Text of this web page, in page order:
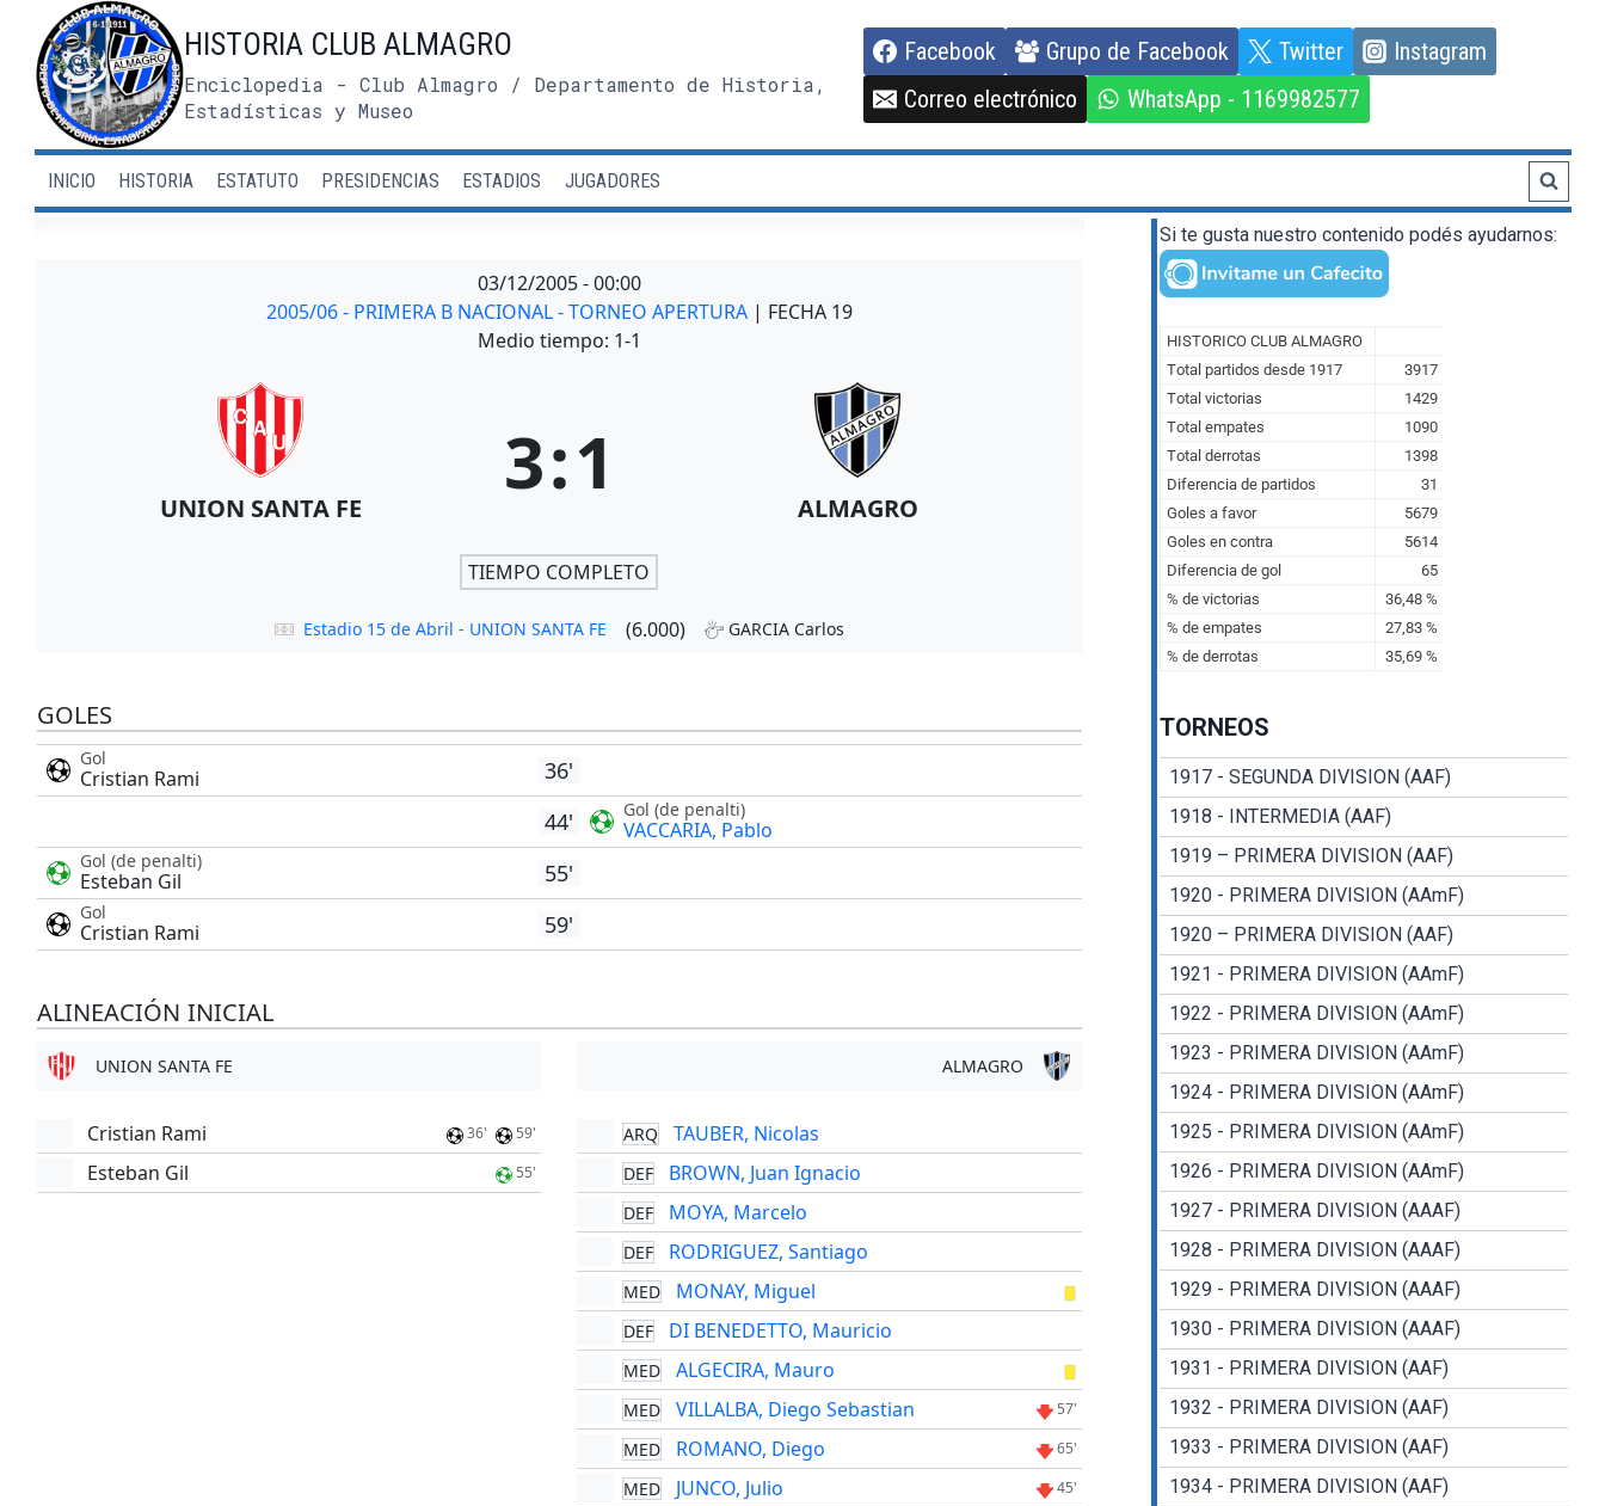
contenido
HISTORIA CLUB ALMAGRO
Enciclopedia - Club Almagro / Departamento de Historia,
Estadísticas y Museo
Facebook Grupo de Facebook Twitter
Instagram
Correo electrónico
WhatsApp - 1169982577
INICIO HISTORIA ESTATUTO PRESIDENCIAS ESTADIOS JUGADORES
03/12/2005-00:00
2005/06 - PRIMERA B NACIONAL - TORNEO APERTURA | FECHA 19
Medio tiempo: 1-1
UNION SANTA FE 3:1 ALMAGRO
TIEMPO COMPLETO
Estadio 15 de Abril - UNION SANTA FE (6.000) GARCIA Carlos
GOLES
Gol
Cristian Rami
36'
44'
Gol (de penalti)
VACCARIA, Pablo
Gol (de penalti)
Esteban Gil 55'
Gol
Cristian Rami 59'
ALINEACIÓN INICIAL
UNION SANTA FE
Cristian Rami 36' 59'
Esteban Gil 55'
ALMAGRO
ARQ TAUBER, Nicolas
DEF BROWN, Juan Ignacio
DEF MOYA, Marcelo
DEF RODRIGUEZ, Santiago
MED MONAY, Miguel
DEF DI BENEDETTO, Mauricio
MED ALGECIRA, Mauro
MED VILLALBA, Diego Sebastian 57'
MED ROMANO, Diego 65'
MED JUNCO, Julio 45'
Si te gusta nuestro contenido podés ayudarnos:
TORNEOS
1917 - SEGUNDA DIVISION (AAF)
1918 - INTERMEDIA (AAF)
1919 – PRIMERA DIVISION (AAF)
1920 - PRIMERA DIVISION (AAmF)
1920 – PRIMERA DIVISION (AAF)
1921 - PRIMERA DIVISION (AAmF)
1922 - PRIMERA DIVISION (AAmF)
1923 - PRIMERA DIVISION (AAmF)
1924 - PRIMERA DIVISION (AAmF)
1925 - PRIMERA DIVISION (AAmF)
1926 - PRIMERA DIVISION (AAmF)
1927 - PRIMERA DIVISION (AAAF)
1928 - PRIMERA DIVISION (AAAF)
1929 - PRIMERA DIVISION (AAAF)
1930 - PRIMERA DIVISION (AAAF)
1931 - PRIMERA DIVISION (AAF)
1932 - PRIMERA DIVISION (AAF)
1933 - PRIMERA DIVISION (AAF)
1934 - PRIMERA DIVISION (AAF)